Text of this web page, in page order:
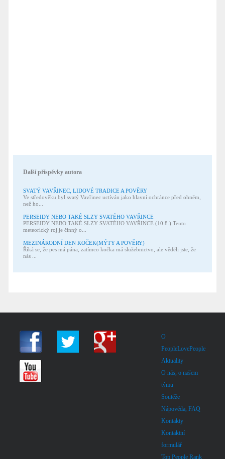
Další příspěvky autora
SVATÝ VAVŘINEC, LIDOVÉ TRADICE A POVĚRY
Ve středověku byl svatý Vavřinec uctíván jako hlavní ochránce před ohněm,
než ho...
PERSEIDY NEBO TAKÉ SLZY SVATÉHO VAVŘINCE
PERSEIDY NEBO TAKÉ SLZY SVATÉHO VAVŘINCE (10.8.) Tento
meteorický roj je činný o...
MEZINÁRODNÍ DEN KOČEK(MÝTY A POVĚRY)
Říká se, že pes má pána, zatímco kočka má služebnictvo, ale věděli jste, že
nás ...
O
PeopleLovePeople
Aktuality
O nás, o našem
týmu
Soutěže
Nápověda, FAQ
Kontakty
Kontaktní
formulář
Top People Rank